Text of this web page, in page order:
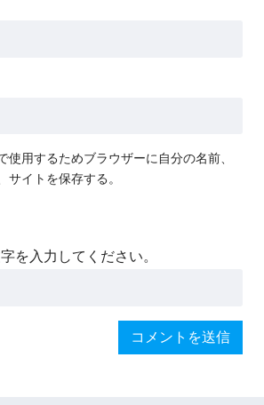
使用するためブラウザーに自分の名前、
サイトを保存する。
を入力してください。